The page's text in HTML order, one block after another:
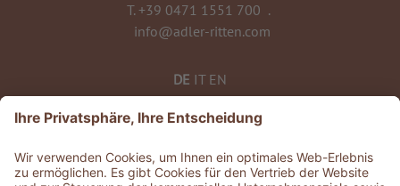
T. +39 0471 1551 700 .
info@adler-ritten.com
DE IT EN